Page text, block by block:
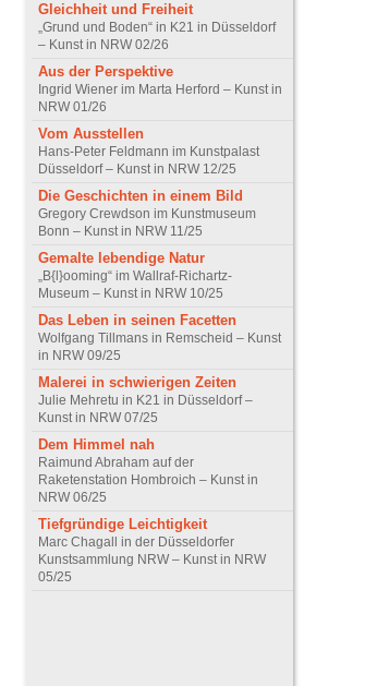
Gleichheit und Freiheit
„Grund und Boden“ in K21 in Düsseldorf
– Kunst in NRW 02/26
Aus der Perspektive
Ingrid Wiener im Marta Herford – Kunst in
NRW 01/26
Vom Ausstellen
Hans-Peter Feldmann im Kunstpalast
Düsseldorf – Kunst in NRW 12/25
Die Geschichten in einem Bild
Gregory Crewdson im Kunstmuseum
Bonn – Kunst in NRW 11/25
Gemalte lebendige Natur
„B{l}ooming“ im Wallraf-Richartz-
Museum – Kunst in NRW 10/25
Das Leben in seinen Facetten
Wolfgang Tillmans in Remscheid – Kunst
in NRW 09/25
Malerei in schwierigen Zeiten
Julie Mehretu in K21 in Düsseldorf –
Kunst in NRW 07/25
Dem Himmel nah
Raimund Abraham auf der
Raketenstation Hombroich – Kunst in
NRW 06/25
Tiefgründige Leichtigkeit
Marc Chagall in der Düsseldorfer
Kunstsammlung NRW – Kunst in NRW
05/25